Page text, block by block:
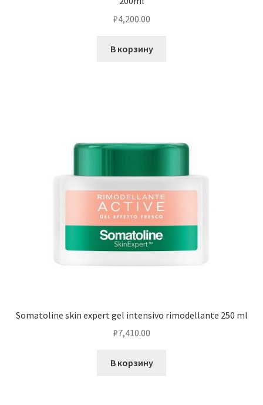
₽4,200.00
В корзину
Somatoline skin expert gel intensivo rimodellante 250 ml
₽7,410.00
В корзину